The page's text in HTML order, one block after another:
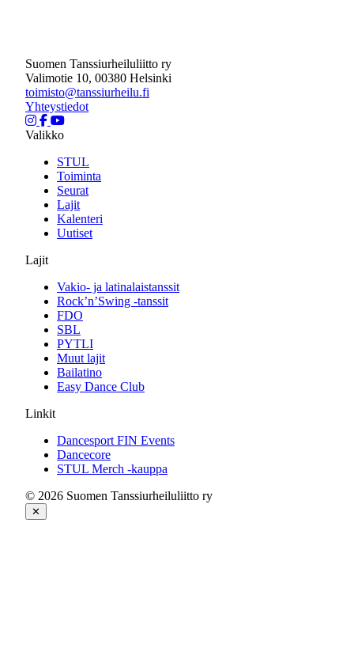
Suomen Tanssiurheiluliitto ry
Valimotie 10, 00380 Helsinki
toimisto@tanssiurheilu.fi
Yhteystiedot
Valikko
STUL
Toiminta
Seurat
Lajit
Kalenteri
Uutiset
Lajit
Vakio- ja latinalaistanssit
Rock’n’Swing -tanssit
FDO
SBL
PYTLI
Muut lajit
Bailatino
Easy Dance Club
Linkit
Dancesport FIN Events
Dancecore
STUL Merch -kauppa
© 2026 Suomen Tanssiurheiluliitto ry
✕